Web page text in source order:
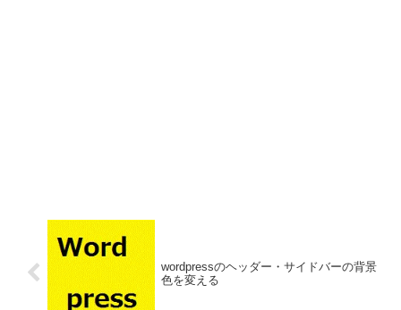
wordpressのヘッダー・サイドバーの背景
色を変える